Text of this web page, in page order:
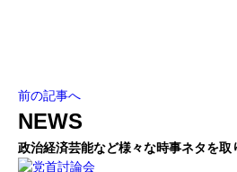
前の記事へ
NEWS
政治経済芸能など様々な時事ネタを取